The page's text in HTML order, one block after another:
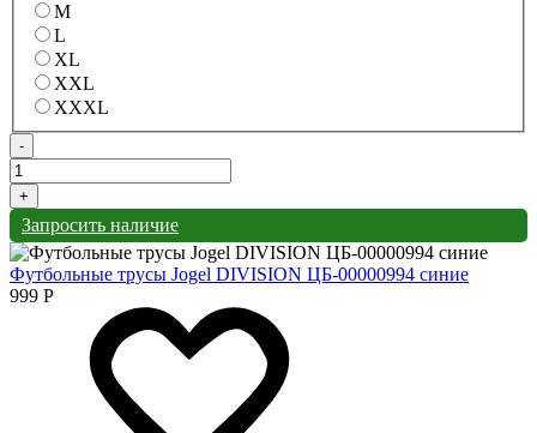
M
L
XL
XXL
XXXL
-
+
Запросить наличие
Футбольные трусы Jogel DIVISION ЦБ-00000994 синие
999 Р